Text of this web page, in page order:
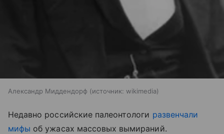
Александр Миддендорф источник: wikimedia
Недавно российские палеонтологи развенчали
мифы об ужасах массовых вымираний.